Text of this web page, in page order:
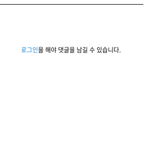
로그인을 해야 댓글을 남길 수 있습니다.